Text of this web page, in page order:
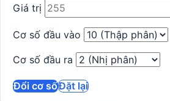
Giá trị
Cơ số đầu vào
Cơ số đầu ra
Đổi cơ sốĐặt lại